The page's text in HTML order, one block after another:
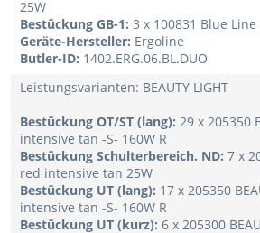
25W
Bestückung GB-1: 3 x 100831 Blue Line
Geräte-Hersteller: Ergoline
Butler-ID: 1402.ERG.06.BL.DUO
Leistungsvarianten: BEAUTY LIGHT
Bestückung OT/ST (lang): 29 x 205350
intensive tan -S- 160W R
Bestückung Schulterbereich. ND: 7 x
red intensive tan 25W
Bestückung UT (lang): 17 x 205350
intensive tan -S- 160W R
Bestückung UT (kurz): 6 x 205300